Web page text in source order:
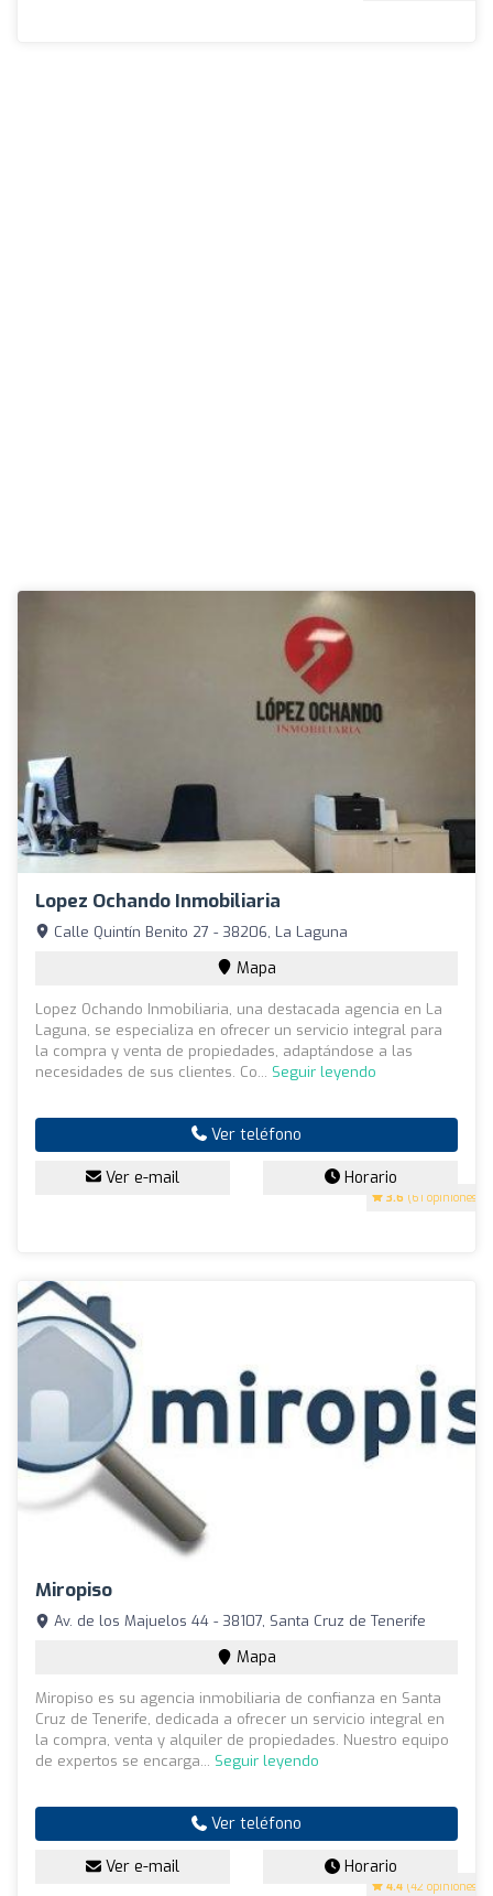
Lopez Ochando Inmobiliaria
3.6 (61 opiniones)
Calle Quintín Benito 27 - 38206, La Laguna
Mapa
Lopez Ochando Inmobiliaria, una destacada agencia en La
Laguna, se especializa en ofrecer un servicio integral para
la compra y venta de propiedades, adaptándose a las
necesidades de sus clientes. Co... Seguir leyendo
Ver teléfono
Ver e-mail Horario
Miropiso
4.4 (42 opiniones)
Av. de los Majuelos 44 - 38107, Santa Cruz de Tenerife
Mapa
Miropiso es su agencia inmobiliaria de confianza en Santa
Cruz de Tenerife, dedicada a ofrecer un servicio integral en
la compra, venta y alquiler de propiedades. Nuestro equipo
de expertos se encarga... Seguir leyendo
Ver teléfono
Ver e-mail Horario